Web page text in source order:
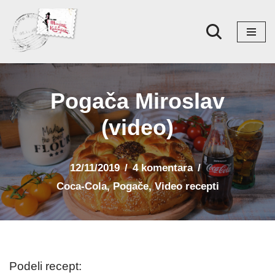
Skoči
na
Pogača Miroslav
(video)
12/11/2019
4 komentara
Coca-Cola,Pogače,Video recepti
Podeli recept: